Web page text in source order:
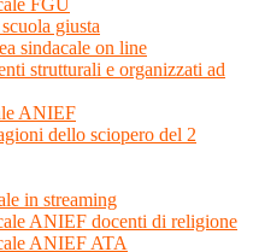
FGU
giusta
sindacale on line
strutturali e organizzati ad
ANIEF
dello sciopero del 2
in streaming
ANIEF docenti di religione
ANIEF ATA